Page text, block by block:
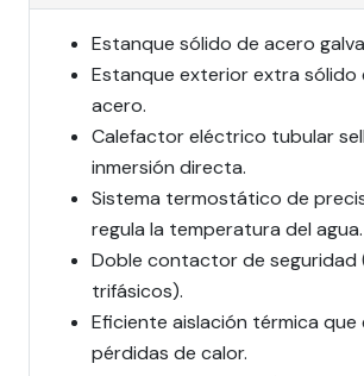
Estanque sólido de acero
Estanque exterior extra sólido
acero.
Calefactor eléctrico tubular
inmersión directa.
Sistema termostático de
regula la temperatura del agua.
Doble contactor de seguridad
trifásicos).
Eficiente aislación térmica que
pérdidas de calor.